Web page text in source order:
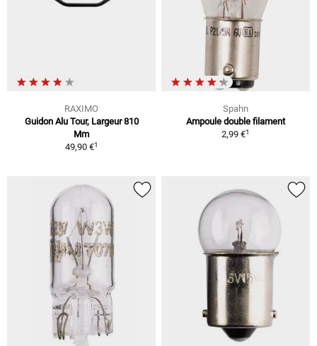
RAXIMO
Guidon Alu Tour, Largeur 810
Mm
49,90 €1
Spahn
Ampoule double filament
2,99 €1